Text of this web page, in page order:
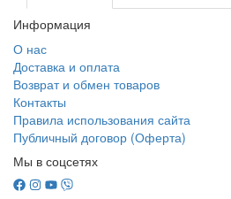
Информация
О нас
Доставка и оплата
Возврат и обмен товаров
Контакты
Правила использования сайта
Публичный договор (Оферта)
Мы в соцсетях